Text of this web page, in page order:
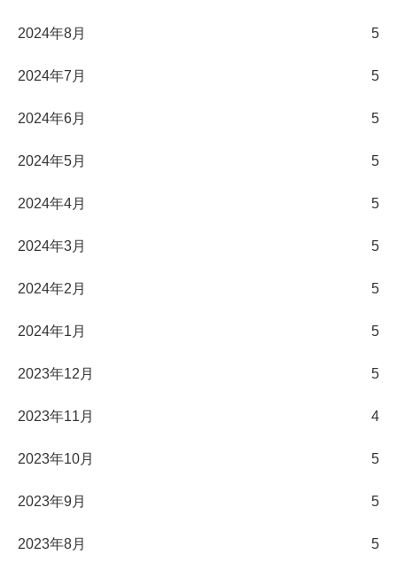
2024年8月 5
2024年7月 5
2024年6月 5
2024年5月 5
2024年4月 5
2024年3月 5
2024年2月 5
2024年1月 5
2023年12月 5
2023年11月 4
2023年10月 5
2023年9月 5
2023年8月 5